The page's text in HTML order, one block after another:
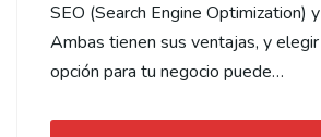
SEO (Search Engine Optimization)
Ambas tienen sus ventajas, y
opción para tu negocio puede…